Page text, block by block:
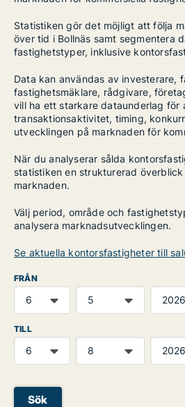
Statistiken gör det möjligt att följa
över tid i Bollnäs samt segmentera
fastighetstyper, inklusive
Data kan användas av investerare,
fastighetsmäklare, rådgivare,
vill ha ett starkare dataunderlag för
transaktionsaktivitet, timing,
utvecklingen på marknaden för
När du analyserar sålda
statistiken en strukturerad
marknaden.
Välj period, område och
analysera marknadsutvecklingen.
Se aktuella kontorsfastigheter till
FRÅN
TILL
Sök